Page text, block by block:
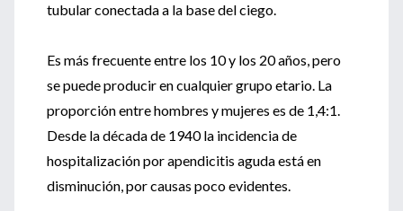
tubular conectada a la base del ciego.
Es más frecuente entre los 10 y los 20 años, pero
se puede producir en cualquier grupo etario. La
proporción entre hombres y mujeres es de 1,4:1.
Desde la década de 1940 la incidencia de
hospitalización por apendicitis aguda está en
disminución, por causas poco evidentes.